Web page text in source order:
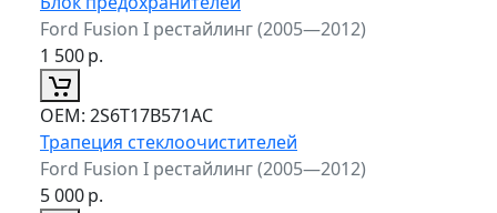
Ford Fusion I рестайлинг (2005—2012)
1 500р.
ОЕМ: 2S6T17B571AC
Трапеция стеклоочистителей
Ford Fusion I рестайлинг (2005—2012)
5 000р.